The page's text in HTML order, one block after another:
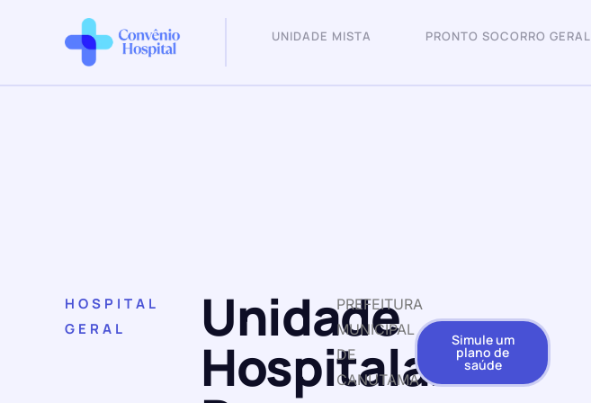
UNIDADE MISTA PRONTO SOCORRO GERAL
HOSPITAL
GERAL
Unidade
Hospitalar
PREFEITURA
MUNICIPAL
DE
CANUTAMA
Simule um
plano de
saúde